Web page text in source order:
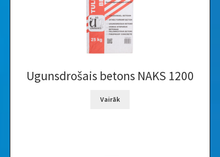
Ugunsdrošais betons NAKS 1200
Vairāk